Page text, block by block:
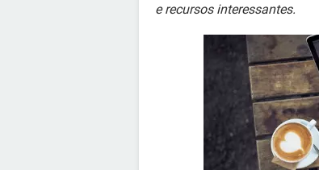
e recursos interessantes.